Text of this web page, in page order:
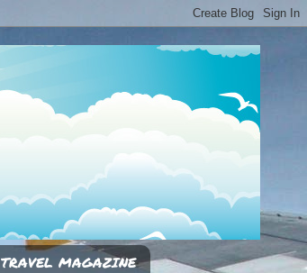
TRAVEL MAGAZINE